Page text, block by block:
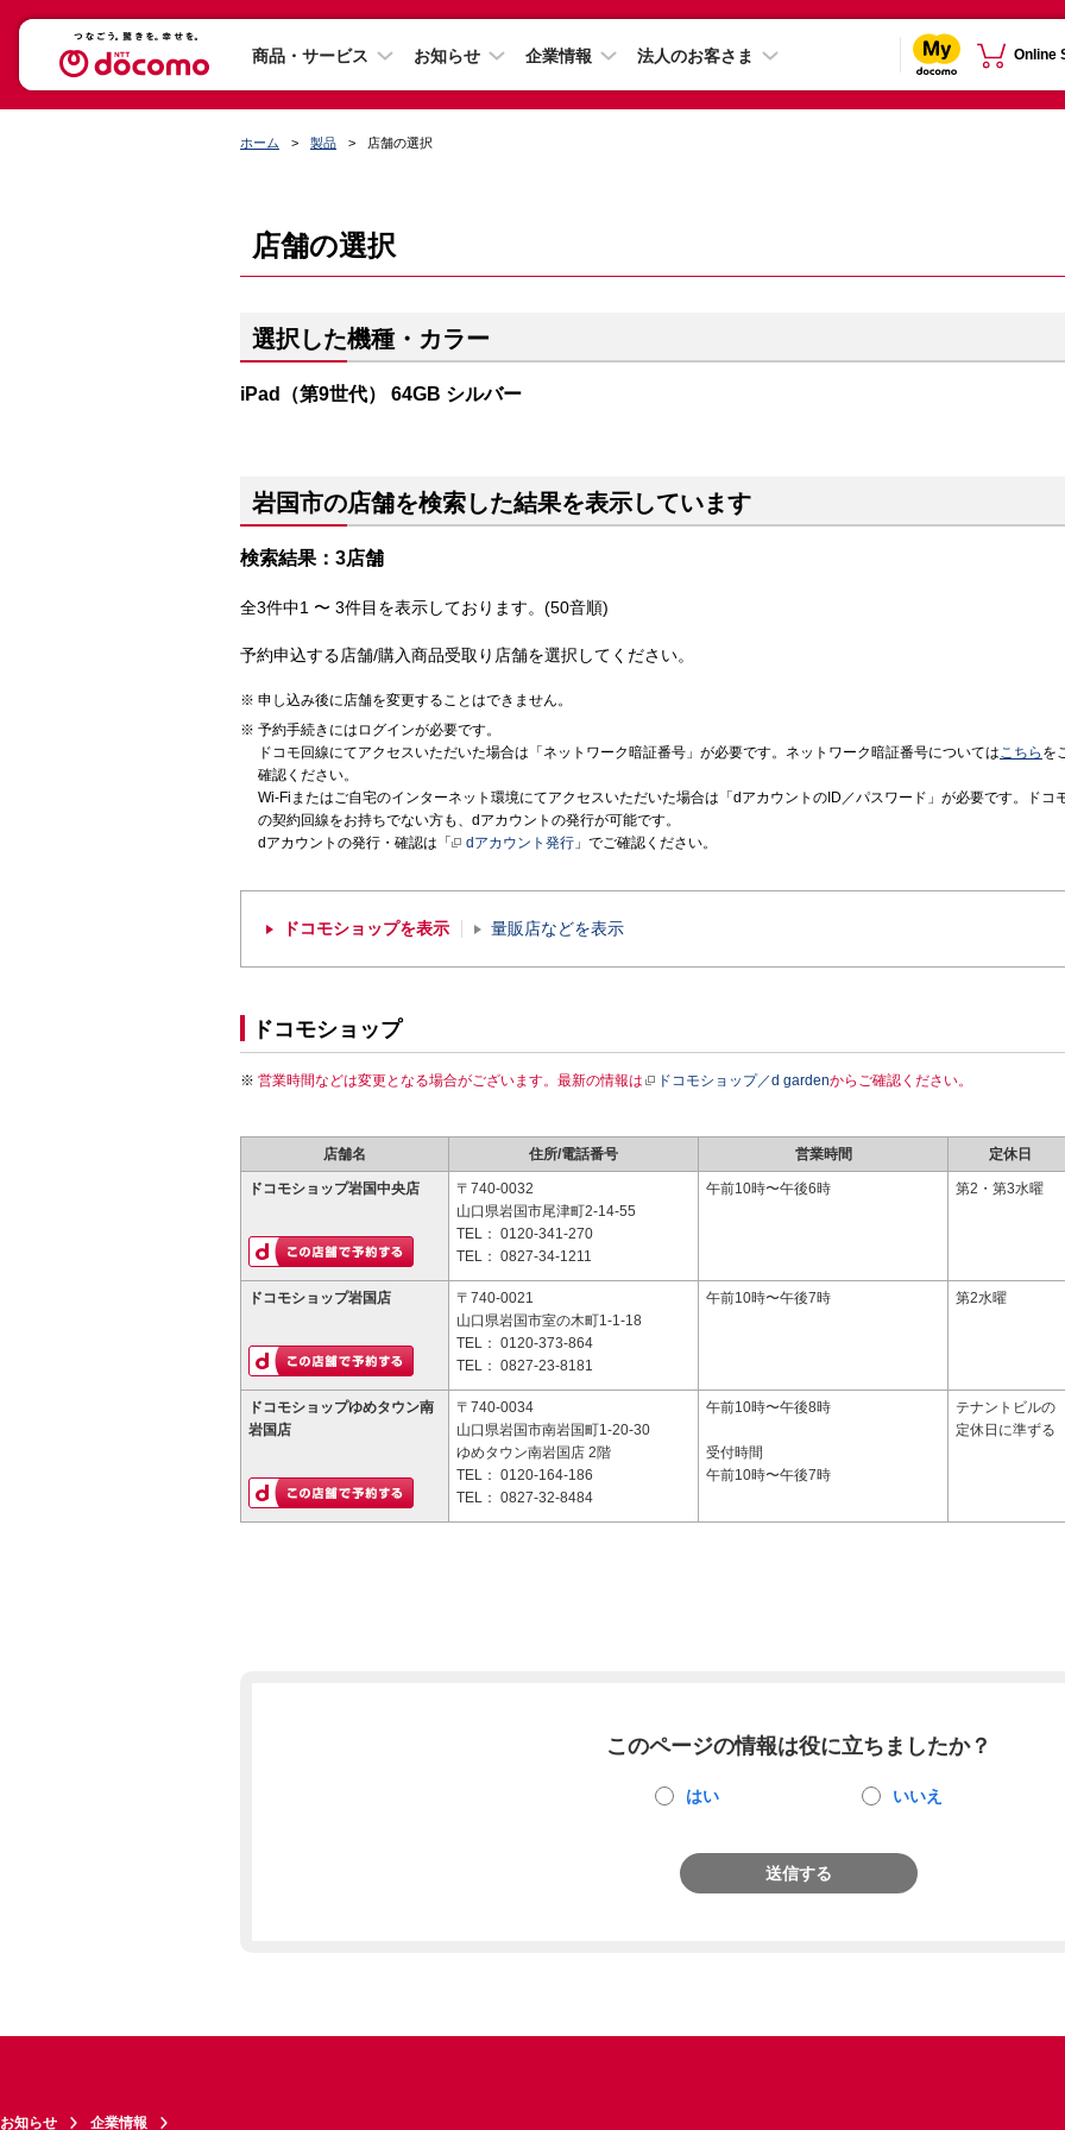
商品・サービス お知らせ 企業情報 法人のお客さま Online
ホーム 製品 店舗の選択
店舗の選択
選択した機種・カラー
iPad（第9世代） 64GB シルバー
岩国市の店舗を検索した結果を表示しています
検索結果：3店舗
全3件中1 〜 3件目を表示しております。(50音順)
予約申込する店舗/購入商品受取り店舗を選択してください。
申し込み後に店舗を変更することはできません。
予約手続きにはログインが必要です。
ドコモ回線にてアクセスいただいた場合は「ネットワーク暗証番号」が必要です。ネットワーク暗証番号についてはこちら を
確認ください。
Wi-Fiまたはご自宅のインターネット環境にてアクセスいただいた場合は「dアカウントのID／パスワード」が必要です。ドコ
の契約回線をお持ちでない方も、dアカウントの発行が可能です。
dアカウントの発行・確認は「
dアカウント発行 」でご確認ください。
ドコモショップを表示 量販店などを表示
ドコモショップ
営業時間などは変更となる場合がございます。最新の情報は ドコモショップ／d gardenからご確認ください。
店舗名 住所/電話番号 営業時間 定休日
ドコモショップ岩国中央店
〒740-0032
山口県岩国市尾津町2-14-55
TEL： 0120-341-270
TEL： 0827-34-1211
午前10時〜午後6時 第2・第3水曜
ドコモショップ岩国店
〒740-0021
山口県岩国市室の木町1-1-18
TEL： 0120-373-864
TEL： 0827-23-8181
午前10時〜午後7時 第2水曜
ドコモショップゆめタウン南
岩国店
〒740-0034
山口県岩国市南岩国町1-20-30
ゆめタウン南岩国店 2階
TEL： 0120-164-186
TEL： 0827-32-8484
午前10時〜午後8時
受付時間
午前10時〜午後7時
テナントビルの
定休日に準ずる
このページの情報は役に立ちましたか？
はい いいえ
送信する
お知らせ 企業情報